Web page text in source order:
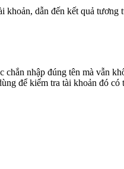
dẫn đến kết quả
nhập đúng tên mà vẫn
để kiểm tra tài khoản đó